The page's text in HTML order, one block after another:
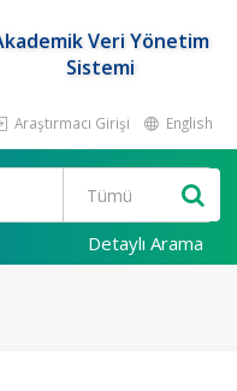
Veri Yönetim
Sistemi
Araştırmacı Girişi English
Detaylı Arama